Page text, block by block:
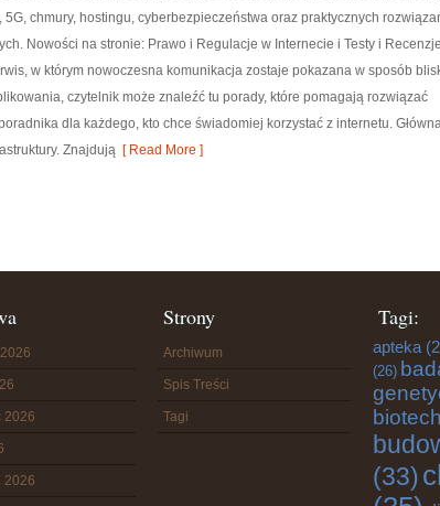
5G, chmury, hostingu, cyberbezpieczeństwa oraz praktycznych
Nowości na stronie: Prawo i Regulacje w Internecie i Testy i Recenzje
w którym nowoczesna komunikacja zostaje pokazana w sposób
czytelnik może znaleźć tu porady, które pomagają rozwiązać
dla każdego, kto chce świadomiej korzystać z internetu.
Znajdują [ Read More ]
2026
2026
Strony
Archiwum
Spis Treści
Tagi
Tagi:
apteka
(26)
(33)